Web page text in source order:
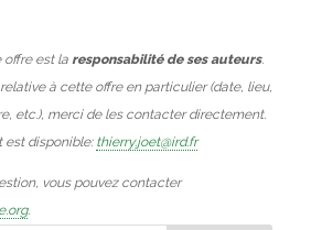
offre est la responsabilité de ses auteurs.
à cette offre en particulier (date, lieu,
etc.), merci de les contacter directement.
est disponible: thierry.joet@ird.fr
vous pouvez contacter
.